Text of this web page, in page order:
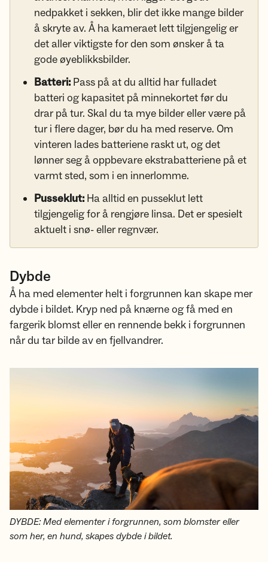
nedpakket i sekken, blir det ikke mange bilder
å skryte av. Å ha kameraet lett tilgjengelig er
det aller viktigste for den som ønsker å ta
gode øyeblikksbilder.
Batteri: Pass på at du alltid har fulladet
batteri og kapasitet på minnekortet før du
drar på tur. Skal du ta mye bilder eller være på
tur i flere dager, bør du ha med reserve. Om
vinteren lades batteriene raskt ut, og det
lønner seg å oppbevare ekstrabatteriene på et
varmt sted, som i en innerlomme.
Pusseklut: Ha alltid en pusseklut lett
tilgjengelig for å rengjøre linsa. Det er spesielt
aktuelt i snø- eller regnvær.
Dybde
Å ha med elementer helt i forgrunnen kan skape mer
dybde i bildet. Kryp ned på knærne og få med en
fargerik blomst eller en rennende bekk i forgrunnen
når du tar bilde av en fjellvandrer.
DYBDE: Med elementer i forgrunnen, som blomster eller
som her, en hund, skapes dybde i bildet.